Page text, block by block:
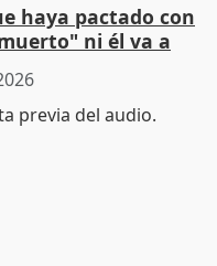
haya pactado con
ni él va a